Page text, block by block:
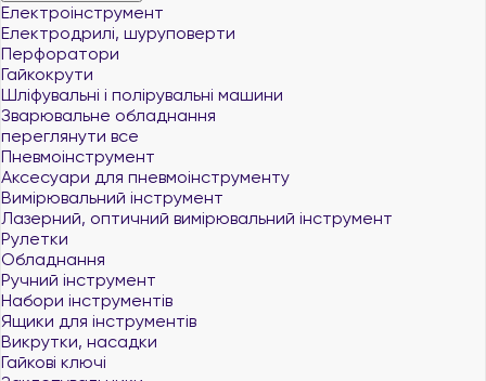
Електроінструмент
Електродрилі, шуруповерти
Перфоратори
Гайкокрути
Шліфувальні і полірувальні машини
Зварювальне обладнання
переглянути все
Пневмоінструмент
Аксесуари для пневмоінструменту
Вимірювальний інструмент
Лазерний, оптичний вимірювальний інструмент
Рулетки
Обладнання
Ручний інструмент
Набори інструментів
Ящики для інструментів
Викрутки, насадки
Гайкові ключі